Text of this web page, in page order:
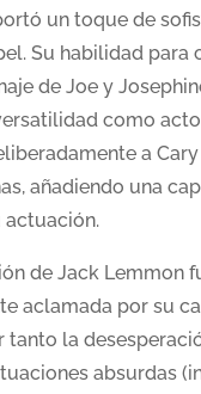
un toque de
Su habilidad para
de Joe y
como
a Cary
añadiendo una
actuación.
de Jack Lemmon
aclamada por su
tanto la
absurdas